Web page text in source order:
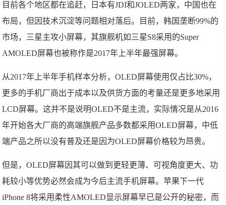
目前各个地区都在追赶，日本有JDI和JOLED两家，中国也在
布局，但因技术沉淀等问题相对落后。目前，韩国垄断99%的
市场，三星主攻小屏幕，其旗舰机如三星S8采用的Super
AMOLED屏幕也被称作是2017年上半年最强屏幕。
从2017年上半年手机样本分析，OLED屏幕使用仅占比30%，
更多的手机厂商出于成本以及供货方面的考量还是更多地采用
LCD屏幕。这并不是说明OLED不是主流，实际情况是从2016
年开始各大厂商的高端旗舰产品多数都采用OLED屏幕，中低
端产品之所以没有普及还是因为OLED屏幕价格较为昂贵。
但是，OLED屏幕因其可以做到更轻更薄、可视角度更大、功
耗较小等优势必然会成为今后主流手机屏幕。苹果下一代
iPhone 8将采用柔性AMOLED显示屏幕早已是公开的秘密，而